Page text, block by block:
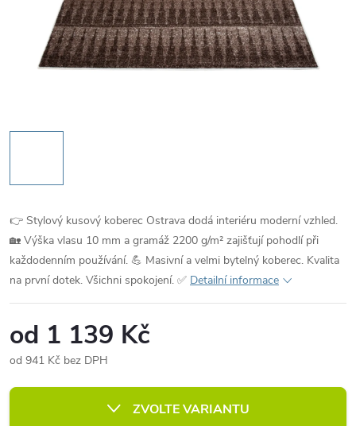
👉 Stylový kusový koberec Ostrava dodá interiéru moderní vzhled.
🏡 Výška vlasu 10 mm a gramáž 2200 g/m² zajišťují pohodlí při
každodenním používání. 💪 Masivní a velmi bytelný koberec. Kvalita
na první dotek. Všichni spokojení. ✅ Detailní informace
od 1 139 Kč
od 941 Kč bez DPH
cena:
ZVOLTE VARIANTU